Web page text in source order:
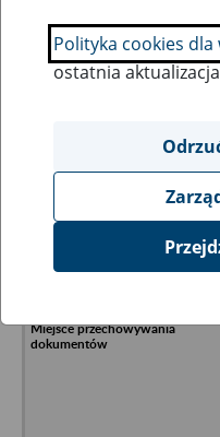
SZUKAJ
Ukryj wszystkie
Polityka cookies dla
ostatnia